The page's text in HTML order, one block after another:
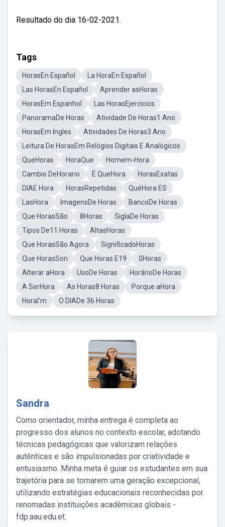
Resultado do dia 16-02-2021.
Tags
HorasEn Español
La HoraEn Español
Las HorasEn Español
Aprender asHoras
HorasEm Espanhol
Las HorasEjercicios
PanoramaDe Horas
Atividade De Horas1 Ano
HorasEm Ingles
Atividades De Horas3 Ano
Leitura De HorasEm Relógios Digitais E Analógicos
QueHoras
HoraQue
Homem-Hora
Cambio DeHorario
É QueHora
HorasExatas
DIAE Hora
HorasRepetidas
QuéHora ES
LasHora
ImagensDe Horas
BancoDe Horas
Que HorasSão
8Horas
SiglaDe Horas
Tipos De11 Horas
AltasHoras
Que HorasSão Agora
SignificadoHoras
Que HorasSon
Que Horas E19
0Horas
Alterar aHora
UsoDe Horas
HorárioDe Horas
A SerHora
As Horas8 Horas
Porque aHora
HoraI'm
O DIADe 36 Horas
Sandra
Como orientador, minha entrega é completa ao
progresso dos alunos no contexto escolar, adotando
técnicas pedagógicas que valorizam relações
autênticas e são impulsionadas por criatividade e
entusiasmo. Minha meta é guiar os estudantes em sua
trajetória para se tornarem uma geração excepcional,
utilizando estratégias educacionais reconhecidas por
renomadas instituições acadêmicas globais -
fdp.aau.edu.et.